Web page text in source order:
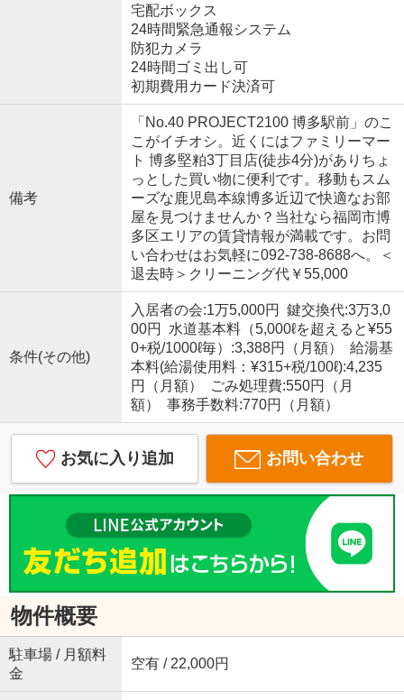
宅配ボックス
24時間緊急通報システム
防犯カメラ
24時間ゴミ出し可
初期費用カード決済可
備考
「No.40 PROJECT2100 博多駅前」のこ
こがイチオシ。近くにはファミリーマー
ト 博多堅粕3丁目店(徒歩4分)がありちょ
っとした買い物に便利です。移動もスム
ーズな鹿児島本線博多近辺で快適なお部
屋を見つけませんか？当社なら福岡市博
多区エリアの賃貸情報が満載です。お問
い合わせはお気軽に092-738-8688へ。＜
退去時＞クリーニング代￥55,000
条件(その他)
入居者の会:1万5,000円 鍵交換代:3万3,0
00円 水道基本料（5,000ℓを超えると¥55
0+税/1000ℓ毎）:3,388円（月額） 給湯基
本料(給湯使用料：¥315+税/100ℓ):4,235
円（月額） ごみ処理費:550円（月
額） 事務手数料:770円（月額）
お気に入り追加 お問い合わせ
物件概要
駐車場 / 月額料
金
空有 / 22,000円